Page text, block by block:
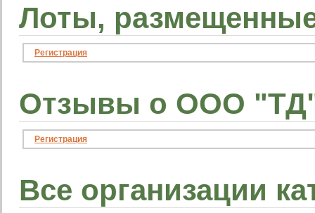
Лоты,
Регистрация
Отзывы о ООО
Регистрация
Все организации